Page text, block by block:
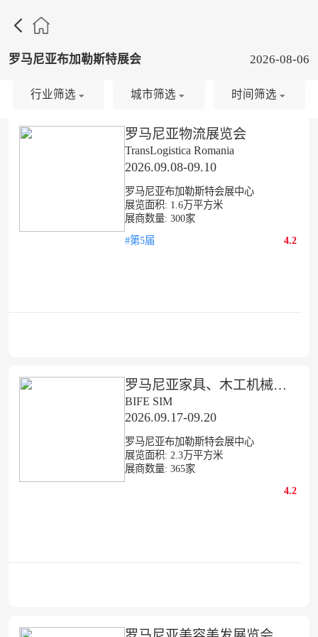

罗马尼亚布加勒斯特展会 2026-08-06
罗马尼亚物流展览会
TransLogistica Romania
2026.09.08-09.10
罗马尼亚布加勒斯特会展中心
展览面积: 1.6万平方米
展商数量: 300家
#第5届
4.2
罗马尼亚家具、木工机械、配件展览会
BIFE SIM
2026.09.17-09.20
罗马尼亚布加勒斯特会展中心
展览面积: 2.3万平方米
展商数量: 365家
4.2
行业筛选 城市筛选 时间筛选